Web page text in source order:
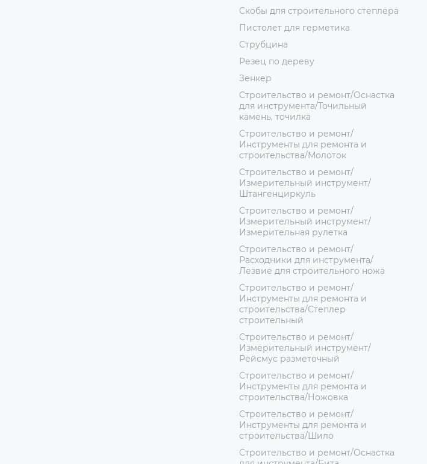
Скобы для строительного степлера
Пистолет для герметика
Струбцина
Резец по дереву
Зенкер
Строительство и ремонт/Оснастка
для инструмента/Точильный
камень, точилка
Строительство и ремонт/
Инструменты для ремонта и
строительства/Молоток
Строительство и ремонт/
Измерительный инструмент/
Штангенциркуль
Строительство и ремонт/
Измерительный инструмент/
Измерительная рулетка
Строительство и ремонт/
Расходники для инструмента/
Лезвие для строительного ножа
Строительство и ремонт/
Инструменты для ремонта и
строительства/Степлер
строительный
Строительство и ремонт/
Измерительный инструмент/
Рейсмус разметочный
Строительство и ремонт/
Инструменты для ремонта и
строительства/Ножовка
Строительство и ремонт/
Инструменты для ремонта и
строительства/Шило
Строительство и ремонт/Оснастка